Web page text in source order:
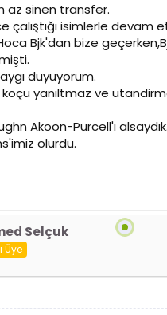
az sinen transfer.
çalıştığı isimlerle devam
Bjk'dan bize
duyuyorum.
yanıltmaz ve
Akoon-Purcell'ı alsaydık.
olurdu.
Selçuk
Üye